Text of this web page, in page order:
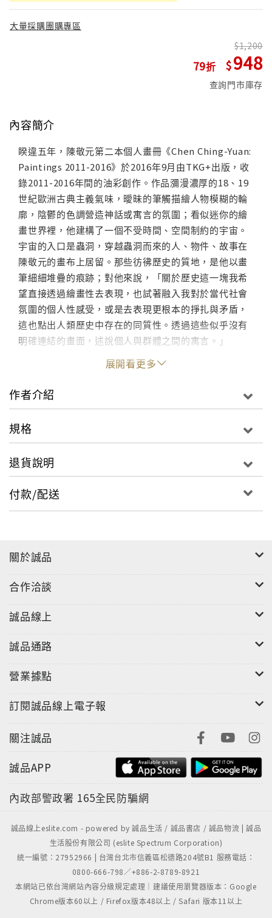
大量採購團購專區
79
1,200
948
查詢門市庫存
內容簡介
睽違五年，陳敬元第二本個人畫冊《Chen Ching-Yuan:
Paintings 2011-2016》於2016年9月由TKG+出版，收
錄2011-2016年間的油彩創作。作品瀰漫濃厚的18、19
世紀歐洲古典主義氣味，曖昧的筆觸描繪人物模糊的輪
廓，陰鬱的色調營造神話或寓言的氛圍；看似迷你的繪
畫世界裡，他建構了一個不受時間、空間制約的宇宙。
宇宙的入口是蟲洞，穿越蟲洞而來的人、物件、故事在
陳敬元的畫布上居留。那些彷彿歷史的質地，是他以畫
筆細細堆疊的痕跡；對他來說，「關於歷史這一塊我希
望直接透過繪畫性去表現，也試著融入我對於當代社會
氛圍的個人性感受，或是去表現更根本的掙扎與矛盾，
這也點出人類歷史中存在的同質性。透過這些似乎沒有
明確連結的畫面，述說個人與群體之間的寓言。」
The artist’s first catalogue in five years, Chen
Ching-Yuan: Paintings 2011-2016, published by
TKG+, debuts in September, 2016. His oil-on-
poetics reminiscent of the 18th- and 19th-
brushstrokes portray indistinct contours of
mythological or allegorical ambience. In a
seemingly miniature world of painting, Chen
portal of this micro-universe is a wormhole,
and dwell on the canvas. Suggestive of history,
those remnants are traces layered by the
artist’s brush, because for him, “Pieces of
history are conveyed directly through the nature
atmosphere of the times that envelop individual
struggle and contradiction as well as to point out
fable of individuals and the collective is narrated
展開看更多
作者介紹
規格
退貨說明
付款/配送
關於誠品
合作洽談
誠品線上
誠品通路
營業據點
訂閱誠品線上電子報
關注誠品
誠品APP
內政部警政署 165全民防騙網
誠品線上eslite.com - powered by 誠品生活 / 誠品書店 / 誠品物流 | 誠品
生活股份有限公司 (eslite Spectrum Corporation)
統一編號：27952966 | 台灣台北市信義區松德路204號B1 服務電話：
0800-666-798／+886-2-8789-8921
本網站已依台灣網站內容分級規定處理｜建議使用瀏覽器版本：Google
Chrome版本60以上 / Firefox版本48以上 / Safari 版本11以上